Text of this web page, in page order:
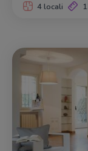
4 locali